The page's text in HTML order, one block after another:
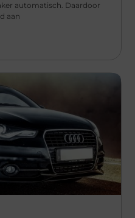
automatisch. Daardoor
aan